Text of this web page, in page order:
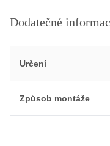
Dodatečné
Určení
Způsob montáže